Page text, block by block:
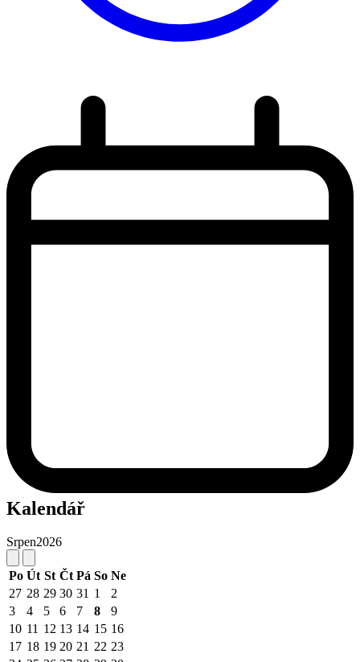
Kalendář
Srpen2026
Po Út St Čt Pá So Ne
27 28 29 30 31 1
2
3
4 5 6 7 8
9
10 11 12 13 14 15 16
17 18 19 20 21 22 23